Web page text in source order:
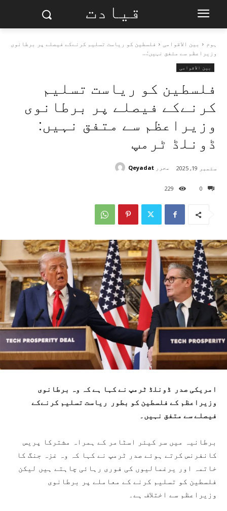
قیادت
ہوم بین الاقوامی
فلسطین کو ریاست تسلیم کرنےکے فیصلے پر برطانوی
وزیراعظم سے متفق نہیں:...
بین الاقوامی
فلسطین کو ریاست تسلیم
کرنےکے فیصلے پر برطانوی
وزیراعظم سے متفق نہیں:
ڈونلڈ ٹرمپ
0
229
ستمبر 19, 2025 محرر Qeyadat
امریکی صدر ڈونلڈ ٹرمپ نے کہا ہے کہ وہ برطانوی
وزیراعظم کے فلسطین کو بطور ریاست تسلیم کرنےکے
فیصلے سے متفق نہیں۔
برطانیہ میں سر کیئر اسٹامر کے ہمراہ مشترکا پریس
کانفرنس کرتے ہوئے صدر ٹرمپ نے کہا کہ وہ غزہ جنگ کا
خاتمہ اور یرغمالیوں کی فوری رہائی چاہتے ہیں لیکن
فلسطین کو تسلیم کرنے کے معاملے پر برطانوی
وزیراعظم سے اختلاف ہے۔